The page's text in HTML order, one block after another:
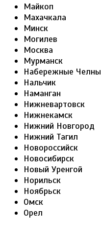
Майкоп
Махачкала
Минск
Могилев
Москва
Мурманск
Набережные Челны
Нальчик
Наманган
Нижневартовск
Нижнекамск
Нижний Новгород
Нижний Тагил
Новороссийск
Новосибирск
Новый Уренгой
Норильск
Ноябрьск
Омск
Орел